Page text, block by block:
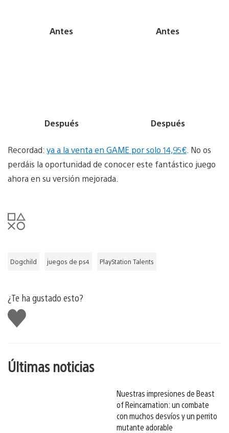
Antes Antes
Después Después
Recordad: ya a la venta en GAME por solo 14,95€ . No os
perdáis la oportunidad de conocer este fantástico juego
ahora en su versión mejorada.
Dogchild juegos de ps4 PlayStation Talents
¿Te ha gustado esto?
Me
gusta
Últimas noticias
Nuestras impresiones de Beast
of Reincarnation: un combate
con muchos desvíos y un perrito
mutante adorable